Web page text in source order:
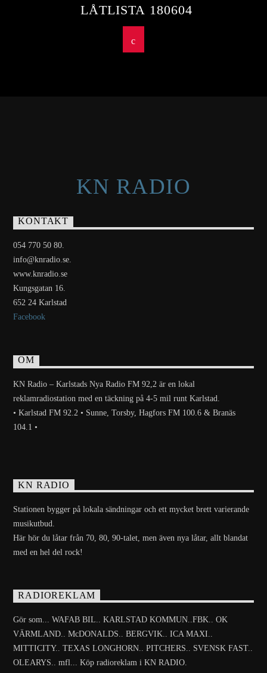
LÅTLISTA 180604
KN RADIO
KONTAKT
054 770 50 80.
info@knradio.se.
www.knradio.se
Kungsgatan 16.
652 24 Karlstad
Facebook
OM
KN Radio – Karlstads Nya Radio FM 92,2 är en lokal
reklamradiostation med en täckning på 4-5 mil runt Karlstad.
• Karlstad FM 92.2 • Sunne, Torsby, Hagfors FM 100.6 & Branäs
104.1 •
KN RADIO
Stationen bygger på lokala sändningar och ett mycket brett varierande
musikutbud.
Här hör du låtar från 70, 80, 90-talet, men även nya låtar, allt blandat
med en hel del rock!
RADIOREKLAM
Gör som... WAFAB BIL.. KARLSTAD KOMMUN..FBK.. OK
VÄRMLAND.. McDONALDS.. BERGVIK.. ICA MAXI..
MITTICITY.. TEXAS LONGHORN.. PITCHERS.. SVENSK FAST..
OLEARYS.. mfl... Köp radioreklam i KN RADIO.